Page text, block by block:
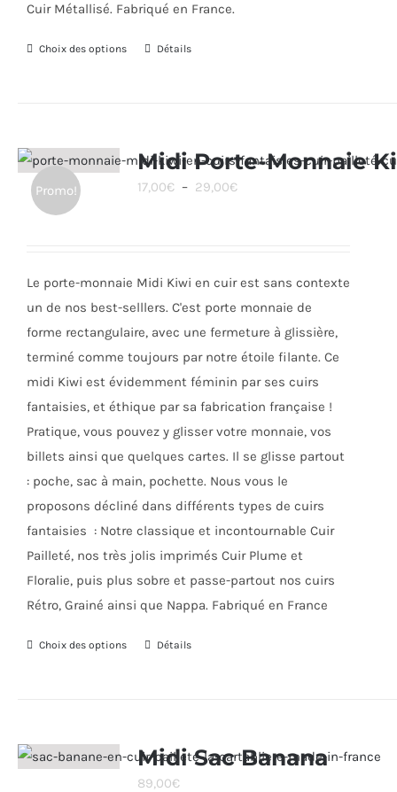
Cuir Métallisé. Fabriqué en France.
Choix des options
Ce
variations.
Les
choisies
sur
page
Détails
Promo!
Midi Porte-Monnaie
17,00€ – 29,00€Plage
à
29,00€
Le porte-monnaie Midi Kiwi en cuir est sans contexte
un de nos best-selllers. C'est porte monnaie de
forme rectangulaire, avec une fermeture à glissière,
terminé comme toujours par notre étoile filante. Ce
midi Kiwi est évidemment féminin par ses cuirs
fantaisies, et éthique par sa fabrication française !
Pratique, vous pouvez y glisser votre monnaie, vos
billets ainsi que quelques cartes. Il se glisse partout
: poche, sac à main, pochette. Nous vous le
proposons décliné dans différents types de cuirs
fantaisies : Notre classique et incontournable Cuir
Pailleté, nos très jolis imprimés Cuir Plume et
Floralie, puis plus sobre et passe-partout nos cuirs
Rétro, Grainé ainsi que Nappa. Fabriqué en France
Choix des options
Ce
variations.
Les
Détails
Midi Sac Banana
89,00€